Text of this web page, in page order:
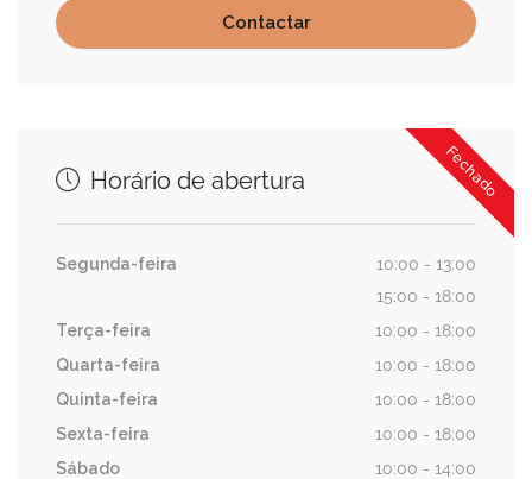
Fechado
Horário de abertura
Segunda-feira
10:00 - 13:00
15:00 - 18:00
Terça-feira
10:00 - 18:00
Quarta-feira
10:00 - 18:00
Quinta-feira
10:00 - 18:00
Sexta-feira
10:00 - 18:00
Sábado
10:00 - 14:00